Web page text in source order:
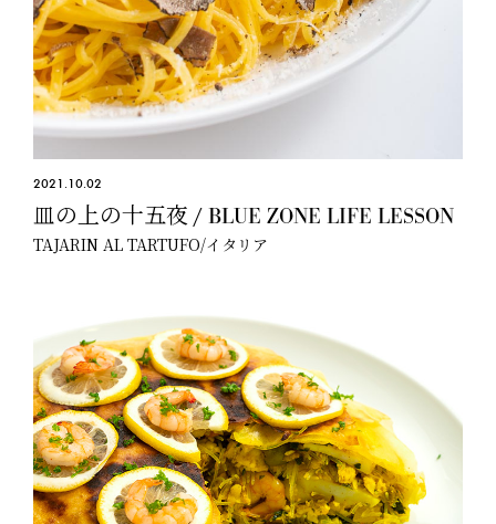
2021.10.02
皿の上の十五夜 / BLUE ZONE LIFE LESSON
TAJARIN AL TARTUFO/イタリア